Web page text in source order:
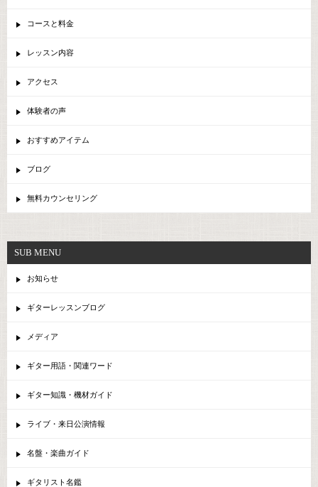
コースと料金
レッスン内容
アクセス
体験者の声
おすすめアイテム
ブログ
無料カウンセリング
SUB MENU
お知らせ
ギターレッスンブログ
メディア
ギター用語・関連ワード
ギター知識・機材ガイド
ライブ・来日公演情報
名盤・楽曲ガイド
ギタリスト名鑑